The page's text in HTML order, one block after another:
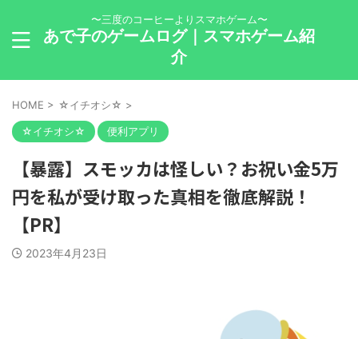
〜三度のコーヒーよりスマホゲーム〜
あで子のゲームログ｜スマホゲーム紹
介
HOME > ☆イチオシ☆ >
☆イチオシ☆ 便利アプリ
【暴露】スモッカは怪しい？お祝い金5万
円を私が受け取った真相を徹底解説！
【PR】
2023年4月23日